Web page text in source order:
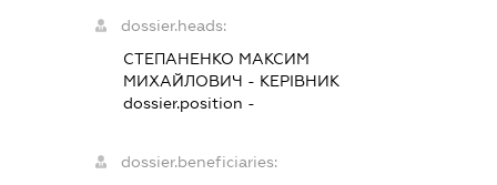
dossier.heads:
СТЕПАНЕНКО МАКСИМ
МИХАЙЛОВИЧ - КЕРІВНИК
dossier.position -
dossier.beneficiaries: